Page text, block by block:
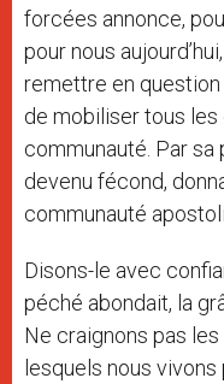
forcées annonce,
pour nous
remettre en
de mobiliser tous les
communauté. Par
devenu fécond,
communauté
Disons-le avec
péché abondait, la
Ne craignons pas
lesquels nous vivons